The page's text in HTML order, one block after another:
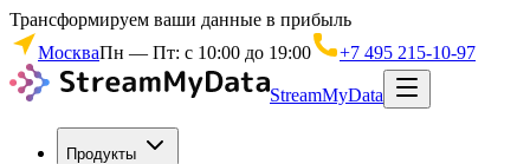
Трансформируем ваши данные в прибыль
МоскваПн — Пт: с 10:00 до 19:00 +7 495 215-10-97
StreamMyData
Продукты